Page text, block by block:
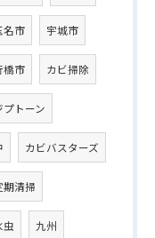
名市 宇城市
橋市 カビ掃除
プトーン
カビバスターズ
期清掃
虫 九州